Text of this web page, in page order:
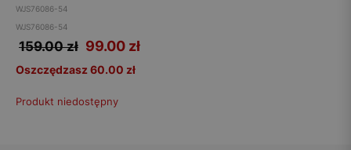
WJS76086-54
WJS76086-54
159.00 zł 99.00 zł
Oszczędzasz 60.00 zł
Produkt niedostępny